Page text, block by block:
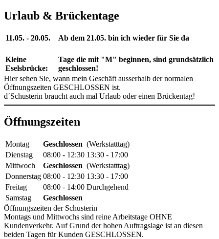
Urlaub & Brückentage
11.05. - 20.05. Ab dem 21.05. bin ich wieder für Sie da
Kleine
Eselsbrücke:
Tage die mit "M" beginnen, sind grundsätzlich
geschlossen!
Hier sehen Sie, wann mein Geschäft ausserhalb der normalen
Öffnungszeiten GESCHLOSSEN ist.
d´Schusterin braucht auch mal Urlaub oder einen Brückentag!
Öffnungszeiten
Montag Geschlossen (Werkstatttag)
Dienstag
08:00 - 12:30 13:30 - 17:00
Mittwoch
Geschlossen (Werkstatttag)
Donnerstag 08:00 - 12:30 13:30 - 17:00
Freitag
08:00 - 14:00 Durchgehend
Samstag
Geschlossen
Öffnungszeiten der Schusterin
Montags und Mittwochs sind reine Arbeitstage OHNE
Kundenverkehr. Auf Grund der hohen Auftragslage ist an diesen
beiden Tagen für Kunden GESCHLOSSEN.